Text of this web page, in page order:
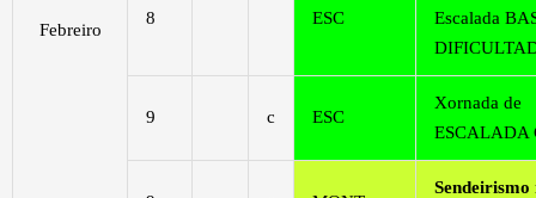
Febreiro
8 ESC
Escalada
9 c ESC
Xornada de
ESCALADA
Sendeirismo